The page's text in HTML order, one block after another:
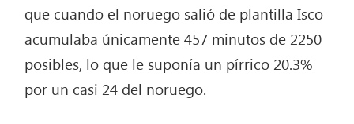
que cuando el noruego salió de plantilla Isco
acumulaba únicamente 457 minutos de 2250
posibles, lo que le suponía un pírrico 20.3%
por un casi 24 del noruego.